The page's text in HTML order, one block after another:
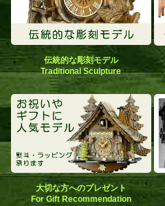
伝統的な彫刻モデル
Traditional Sculpture
大切な方へのプレゼント
For Gift Recommendation